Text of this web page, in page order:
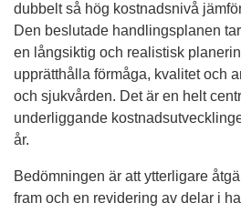
dubbelt så hög kostnadsnivå
Den beslutade handlingsplanen
en långsiktig och realistisk
upprätthålla förmåga, kvalitet och
och sjukvården. Det är en helt
underliggande
år.
Bedömningen är att ytterligare
fram och en revidering av delar i